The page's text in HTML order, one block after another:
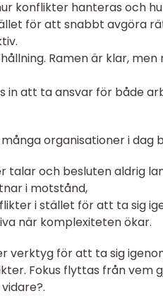
konflikter hanteras och
för att snabbt avgöra
Ramen är klar,
in att ta ansvar för både
organisationer i dag
talar och besluten aldrig
i motstånd,
i stället för att ta sig
när komplexiteten ökar.
verktyg för att ta sig
Fokus flyttas från vem